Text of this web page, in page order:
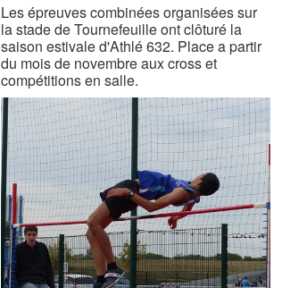
Les épreuves combinées organisées sur
la stade de Tournefeuille ont clôturé la
saison estivale d'Athlé 632. Place a partir
du mois de novembre aux cross et
compétitions en salle.